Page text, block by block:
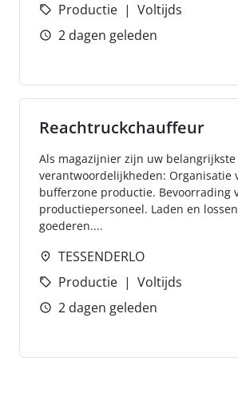
Productie
Voltijds
2 dagen geleden
Reachtruckchauffeur
Als magazijnier zijn uw belangrijkste
verantwoordelijkheden: Organisatie
bufferzone productie. Bevoorrading
productiepersoneel. Laden en
goederen....
TESSENDERLO
Productie
Voltijds
2 dagen geleden